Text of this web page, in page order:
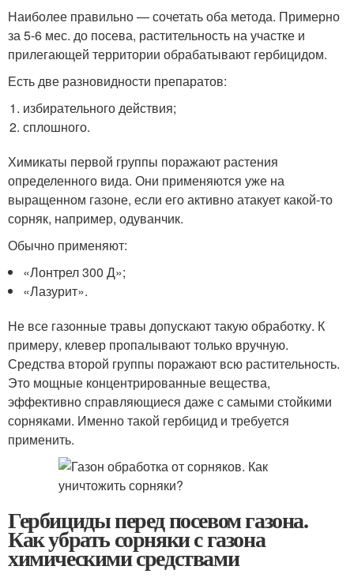
Наиболее правильно — сочетать оба метода. Примерно
за 5-6 мес. до посева, растительность на участке и
прилегающей территории обрабатывают гербицидом.
Есть две разновидности препаратов:
избирательного действия;
сплошного.
Химикаты первой группы поражают растения
определенного вида. Они применяются уже на
выращенном газоне, если его активно атакует какой-то
сорняк, например, одуванчик.
Обычно применяют:
«Лонтрел 300 Д»;
«Лазурит».
Не все газонные травы допускают такую обработку. К
примеру, клевер пропалывают только вручную.
Средства второй группы поражают всю растительность.
Это мощные концентрированные вещества,
эффективно справляющиеся даже с самыми стойкими
сорняками. Именно такой гербицид и требуется
применить.
Гербициды перед посевом газона.
Как убрать сорняки с газона
химическими средствами